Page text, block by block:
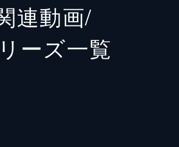
井村空美
螢雪次朗
連動画/
ーズ⼀覧